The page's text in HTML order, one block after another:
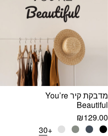
מדבקת קיר You’re
Beautiful
₪129.00
+30